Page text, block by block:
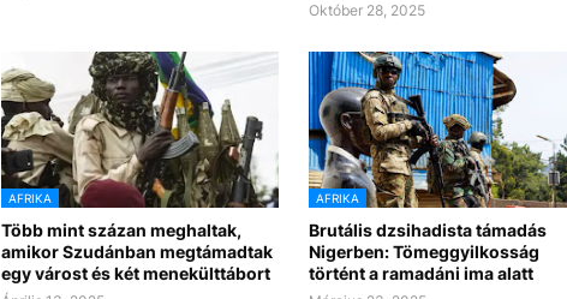
Október 28, 2025
AFRIKA
Több mint százan meghaltak,
amikor Szudánban megtámadtak
egy várost és két menekülttábort
AFRIKA
Brutális dzsihadista támadás
Nigerben: Tömeggyilkosság
történt a ramadáni ima alatt